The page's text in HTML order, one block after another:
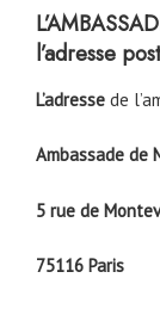
l’adresse
L’adresse de
Ambassade de
5 rue de
75116 Paris